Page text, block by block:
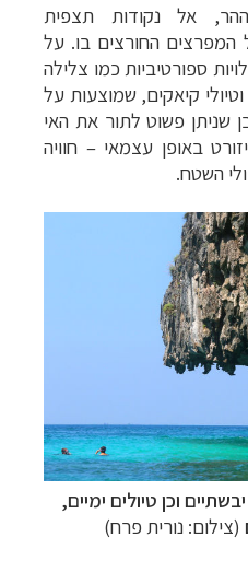
אל נקודות תצפית
המפרצים החורצים בו. על
ספורטיביות כמו צלילה
קיאקים, שמוצעות על
שניתן פשוט לתור את האי
באופן עצמאי– חוויה
השטח.
וכן טיולים ימיים,
(צילום: נורית פרח)